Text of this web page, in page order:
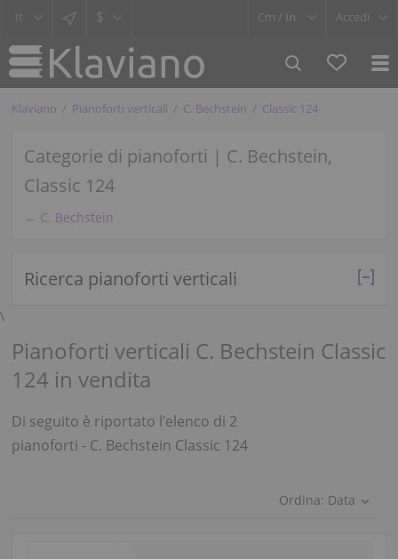
$ Cm / In Accedi
Klaviano Pianoforti verticali C. Bechstein Classic 124
Categorie di pianoforti | C. Bechstein,
Classic 124
← C. Bechstein
Ricerca pianoforti verticali
\
Pianoforti verticali C. Bechstein Classic
124 in vendita
Di seguito è riportato l’elenco di 2
pianoforti - C. Bechstein Classic 124
Ordina: Data